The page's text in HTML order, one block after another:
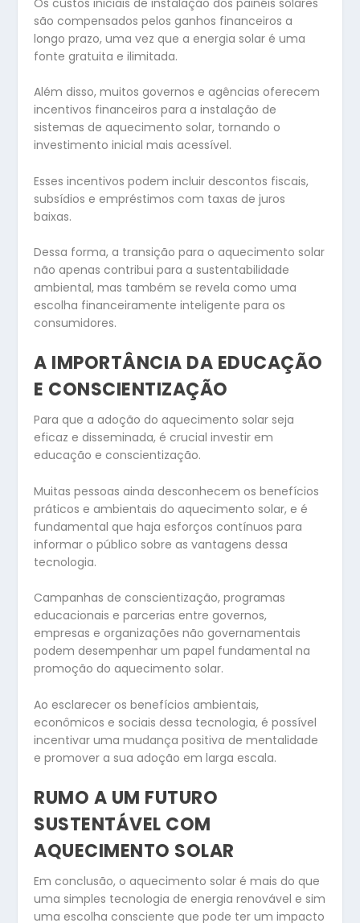
são compensados pelos ganhos financeiros a
longo prazo, uma vez que a energia solar é uma
fonte gratuita e ilimitada.
Além disso, muitos governos e agências oferecem
incentivos financeiros para a instalação de
sistemas de aquecimento solar, tornando o
investimento inicial mais acessível.
Esses incentivos podem incluir descontos fiscais,
subsídios e empréstimos com taxas de juros
baixas.
Dessa forma, a transição para o aquecimento solar
não apenas contribui para a sustentabilidade
ambiental, mas também se revela como uma
escolha financeiramente inteligente para os
consumidores.
A IMPORTÂNCIA DA EDUCAÇÃO
E CONSCIENTIZAÇÃO
Para que a adoção do aquecimento solar seja
eficaz e disseminada, é crucial investir em
educação e conscientização.
Muitas pessoas ainda desconhecem os benefícios
práticos e ambientais do aquecimento solar, e é
fundamental que haja esforços contínuos para
informar o público sobre as vantagens dessa
tecnologia.
Campanhas de conscientização, programas
educacionais e parcerias entre governos,
empresas e organizações não governamentais
podem desempenhar um papel fundamental na
promoção do aquecimento solar.
Ao esclarecer os benefícios ambientais,
econômicos e sociais dessa tecnologia, é possível
incentivar uma mudança positiva de mentalidade
e promover a sua adoção em larga escala.
RUMO A UM FUTURO
SUSTENTÁVEL COM
AQUECIMENTO SOLAR
Em conclusão, o aquecimento solar é mais do que
uma simples tecnologia de energia renovável e sim
uma escolha consciente que pode ter um impacto